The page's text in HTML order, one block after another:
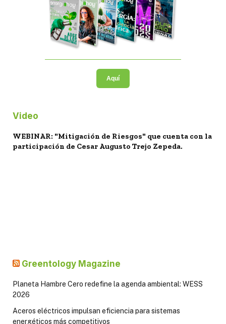
Aquí
Video
WEBINAR: "Mitigación de Riesgos" que cuenta con la
participación de Cesar Augusto Trejo Zepeda.
Greentology Magazine
Planeta Hambre Cero redefine la agenda ambiental: WESS
2026
Aceros eléctricos impulsan eficiencia para sistemas
energéticos más competitivos